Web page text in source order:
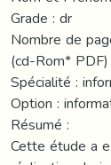
Grade : dr
Nombre de
(cd-Rom*
Spécialité :
Option :
Résumé :
Cette étude a